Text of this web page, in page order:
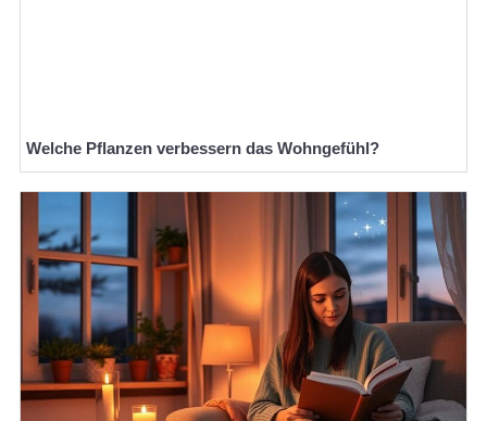
Welche Pflanzen verbessern das Wohngefühl?